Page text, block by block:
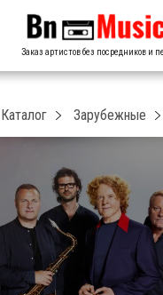
Заказ артистов без посредников и
Каталог Зарубежные